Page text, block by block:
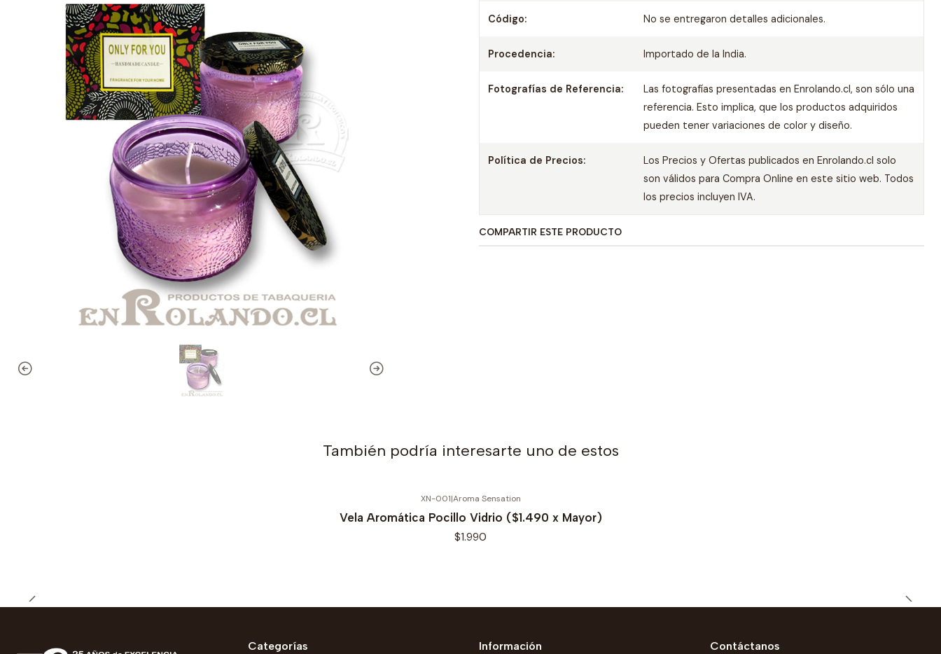
Código: No se entregaron detalles adicionales.
Procedencia: Importado de la India.
Fotografías de Referencia:
Las fotografías presentadas en Enrolando.cl, son sólo una
referencia. Esto implica, que los productos adquiridos
pueden tener variaciones de color y diseño.
Política de Precios:
Los Precios y Ofertas publicados en Enrolando.cl solo
son válidos para Compra Online en este sitio web. Todos
los precios incluyen IVA.
COMPARTIR ESTE PRODUCTO
También podría interesarte uno de estos
XN-001|Aroma Sensation
Vela Aromática Pocillo Vidrio ($1.490 x Mayor)
$1.990
Categorías Información Contáctanos